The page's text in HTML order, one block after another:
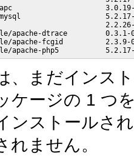
apc
mysql
apache-dtrace
apache-fcgid
apache-php5
、まだインス
ケージの 1 つ
ンストールさ
れません。